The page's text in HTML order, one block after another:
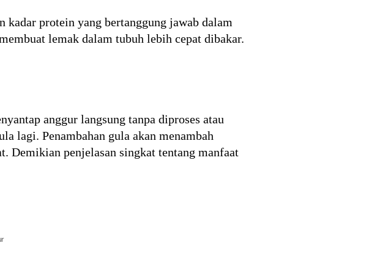
kadar protein yang bertanggung jawab dalam
lemak dalam tubuh lebih cepat dibakar.
anggur langsung tanpa diproses atau
lagi. Penambahan gula akan menambah
Demikian penjelasan singkat tentang manfaat